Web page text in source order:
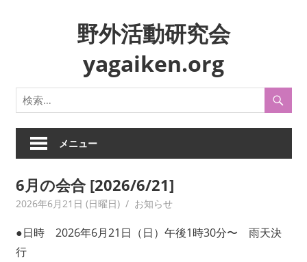
野外活動研究会
yagaiken.org
身
近
生
活
風
俗
フ
ィ
メニュー
6月の会合 [2026/6/21]
2026年6月21日 (日曜日) yagaiken
お知らせ
●日時 2026年6月21日（日）午後1時30分〜 雨天決
行